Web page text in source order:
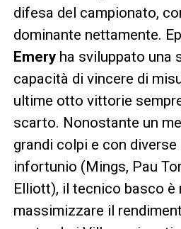
difesa del campionato,
dominante nettamente.
Emery ha sviluppato una
capacità di vincere di
ultime otto vittorie
scarto. Nonostante un
grandi colpi e con
infortunio (Mings, Pau
Elliott), il tecnico basco è
massimizzare il